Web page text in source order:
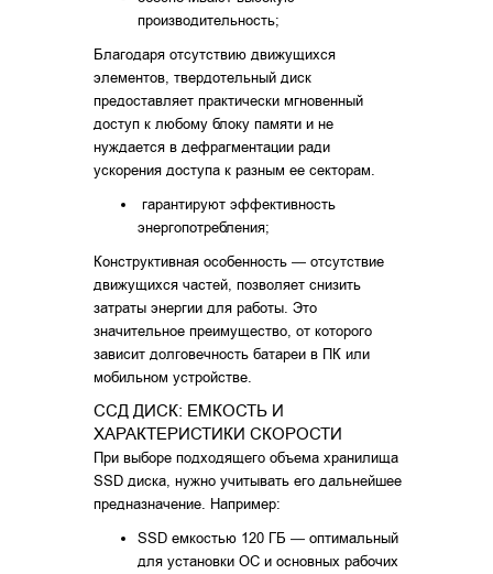
производительность;
Благодаря отсутствию движущихся
элементов, твердотельный диск
предоставляет практически мгновенный
доступ к любому блоку памяти и не
нуждается в дефрагментации ради
ускорения доступа к разным ее секторам.
гарантируют эффективность
энергопотребления;
Конструктивная особенность — отсутствие
движущихся частей, позволяет снизить
затраты энергии для работы. Это
значительное преимущество, от которого
зависит долговечность батареи в ПК или
мобильном устройстве.
ССД ДИСК: ЕМКОСТЬ И
ХАРАКТЕРИСТИКИ СКОРОСТИ
При выборе подходящего объема хранилища
SSD диска, нужно учитывать его дальнейшее
предназначение. Например:
SSD емкостью 120 ГБ — оптимальный
для установки ОС и основных рабочих